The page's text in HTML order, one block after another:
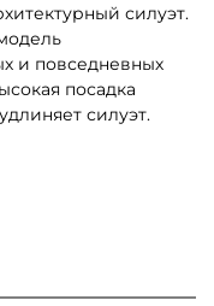
силуэт.
и повседневных
посадка
силуэт.